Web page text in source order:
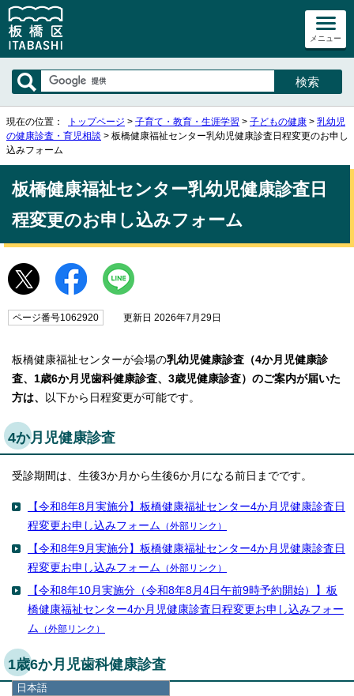
メニュー
日本語
現在の位置： トップページ > 子育て・教育・生涯学習 > 子どもの健康 > 乳幼児
の健康診査・育児相談 > 板橋健康福祉センター乳幼児健康診査日程変更のお申し
込みフォーム
板橋健康福祉センター乳幼児健康診査日
程変更のお申し込みフォーム
ページ番号1062920 更新日 2026年7月29日
板橋健康福祉センターが会場の乳幼児健康診査（4か月児健康診
査、1歳6か月児歯科健康診査、3歳児健康診査）のご案内が届いた
方は、 以下から日程変更が可能です。
4か月児健康診査
受診期間は、生後3か月から生後6か月になる前日までです。
【令和8年8月実施分】板橋健康福祉センター4か月児健康診査日
程変更お申し込みフォーム （外部リンク）
【令和8年9月実施分】板橋健康福祉センター4か月児健康診査日
程変更お申し込みフォーム （外部リンク）
【令和8年10月実施分（令和8年8月4日午前9時予約開始）】板
橋健康福祉センター4か月児健康診査日程変更お申し込みフォー
ム （外部リンク）
1歳6か月児歯科健康診査